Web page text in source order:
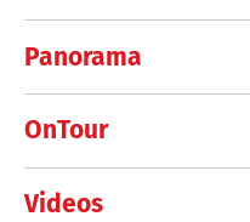
Panorama
OnTour
Videos